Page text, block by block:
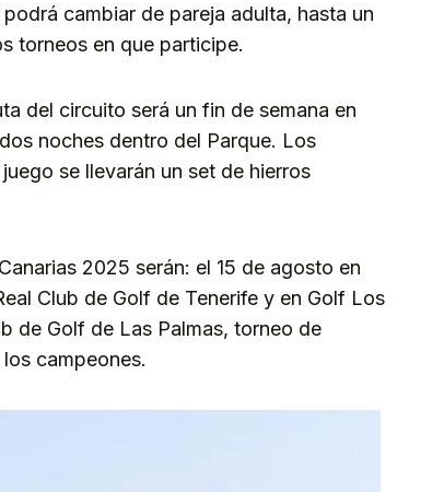
cambiar de pareja adulta, hasta un
torneos en que participe.
del circuito será un fin de semana en
noches dentro del Parque. Los
se llevarán un set de hierros
2025 serán: el 15 de agosto en
Club de Golf de Tenerife y en Golf Los
de Golf de Las Palmas, torneo de
campeones.